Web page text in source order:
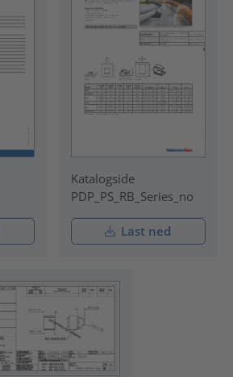
Katalogside
PDP_PS_RB_Series_no
Last ned